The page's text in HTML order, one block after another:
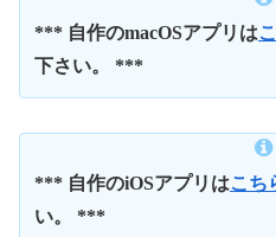
*** 自作のmacOSアプリは
下さい。 ***
*** 自作のiOSアプリはこち
い。 ***